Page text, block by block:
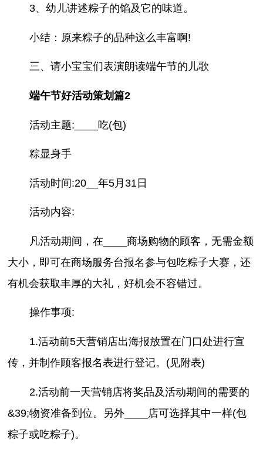
3、幼儿讲述粽子的馅及它的味道。
小结：原来粽子的品种这么丰富啊!
三、请小宝宝们表演朗读端午节的儿歌
端午节好活动策划篇2
活动主题:____吃(包)
粽显身手
活动时间:20__年5月31日
活动内容:
凡活动期间，在____商场购物的顾客，无需金额
大小，即可在商场服务台报名参与包吃粽子大赛，还
有机会获取丰厚的大礼，好机会不容错过。
操作事项:
1.活动前5天营销店出海报放置在门口处进行宣
传，并制作顾客报名表进行登记。(见附表)
2.活动前一天营销店将奖品及活动期间的需要的
&39;物资准备到位。另外____店可选择其中一样(包
粽子或吃粽子)。